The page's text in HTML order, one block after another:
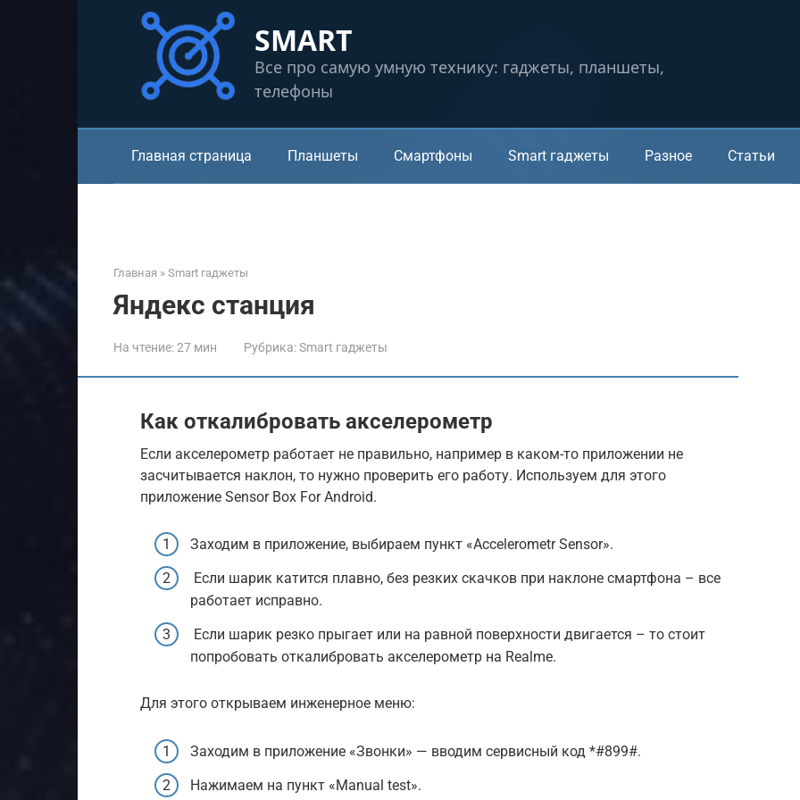
SMART
Все про самую умную технику: гаджеты, планшеты,
телефоны
Главная страница Планшеты Смартфоны Smart гаджеты Разное Статьи
Главная » Smart гаджеты
Яндекс станция
На чтение:27 мин Рубрика:Smart гаджеты
Как откалибровать акселерометр
Если акселерометр работает не правильно, например в каком-то приложении не
засчитывается наклон, то нужно проверить его работу. Используем для этого
приложение Sensor Box For Android.
Заходим в приложение, выбираем пункт «Accelerometr Sensor».
Если шарик катится плавно, без резких скачков при наклоне смартфона – все
работает исправно.
Если шарик резко прыгает или на равной поверхности двигается – то стоит
попробовать откалибровать акселерометр на Realme.
Для этого открываем инженерное меню:
Заходим в приложение «Звонки» — вводим сервисный код *#899#.
Нажимаем на пункт «Manual test».